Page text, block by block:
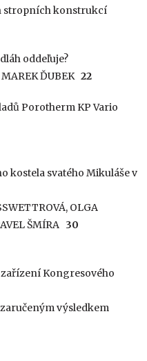
stropních konstrukcí
oddeľuje?
MAREK ĎUBEK22
Porotherm KP Vario
kostela svatého Mikuláše v
OLGA
ŠMÍRA 30
Kongresového
výsledkem